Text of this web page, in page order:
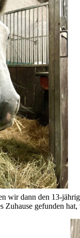
wir dann den 13-
Zuhause gefunden